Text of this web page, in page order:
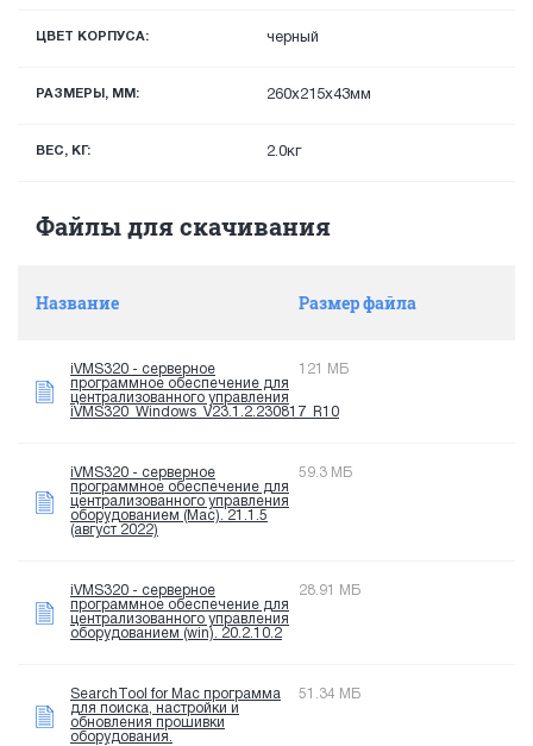
ЦВЕТ КОРПУСА: черный
РАЗМЕРЫ, ММ: 260х215х43мм
ВЕС, КГ: 2.0кг
Файлы для скачивания
Название Размер файла
iVMS320 - серверное
программное обеспечение для
централизованного управления
iVMS320_Windows_V23.1.2.230817_R10
121 МБ
iVMS320 - серверное
программное обеспечение для
централизованного управления
оборудованием (Mac). 21.1.5
(август 2022)
59.3 МБ
iVMS320 - серверное
программное обеспечение для
централизованного управления
оборудованием (win). 20.2.10.2
28.91 МБ
SearchTool for Mac программа
для поиска, настройки и
обновления прошивки
оборудования.
51.34 МБ